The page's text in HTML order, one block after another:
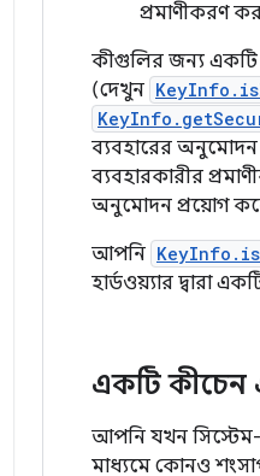
প্রমাণীকরণ
কীগুলির জন্য একটি
(দেখুন
ব্যবহারের অনুমোদন
ব্যবহারকারীর
অনুমোদন প্রয়োগ করে
আপনি
হার্ডওয়্যার দ্বারা
একটি কীচেন
আপনি যখন সিস্টেম-
মাধ্যমে কোনও